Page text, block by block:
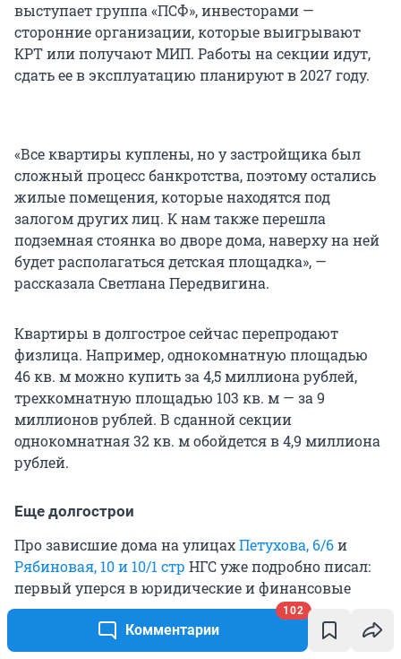
Комментарии
102
выступает группа «ПСФ», инвесторами —
сторонние организации, которые выигрывают
КРТ или получают МИП. Работы на секции идут,
сдать ее в эксплуатацию планируют в 2027 году.
«Все квартиры куплены, но у застройщика был
сложный процесс банкротства, поэтому остались
жилые помещения, которые находятся под
залогом других лиц. К нам также перешла
подземная стоянка во дворе дома, наверху на ней
будет располагаться детская площадка», —
рассказала Светлана Передвигина.
Квартиры в долгострое сейчас перепродают
физлица. Например, однокомнатную площадью
46 кв. м можно купить за 4,5 миллиона рублей,
трехкомнатную площадью 103 кв. м — за 9
миллионов рублей. В сданной секции
однокомнатная 32 кв. м обойдется в 4,9 миллиона
рублей.
Еще долгострои
Про зависшие дома на улицахПетухова, 6/6и
Рябиновая, 10 и 10/1 стр НГС уже подробно писал:
первый уперся в юридические и финансовые
проблемы, а для второго нашли нового
застройщика. Правда, как оказалось, строящийся
дом начал падать на соседнюю незаконно